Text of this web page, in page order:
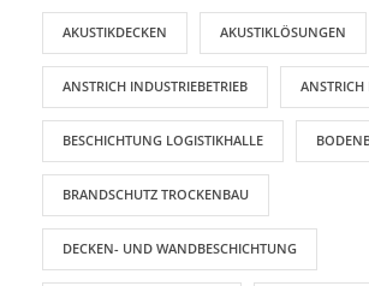
AKUSTIKDECKEN AKUSTIKLÖSUNGEN
ANSTRICH INDUSTRIEBETRIEB ANSTRICH
BESCHICHTUNG LOGISTIKHALLE
BRANDSCHUTZ TROCKENBAU
DECKEN- UND WANDBESCHICHTUNG